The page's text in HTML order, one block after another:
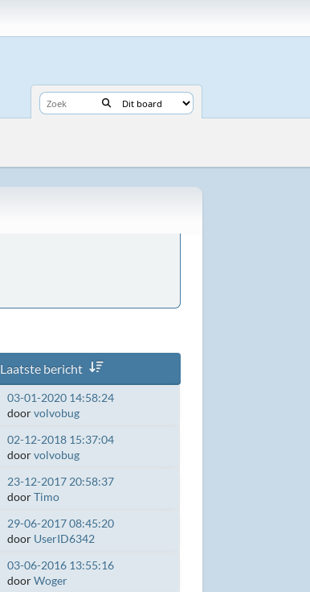
Laatste bericht
03-01-2020 14:58:24
doorvolvobug
02-12-2018 15:37:04
doorvolvobug
23-12-2017 20:58:37
doorTimo
29-06-2017 08:45:20
door UserID6342
03-06-2016 13:55:16
doorWoger